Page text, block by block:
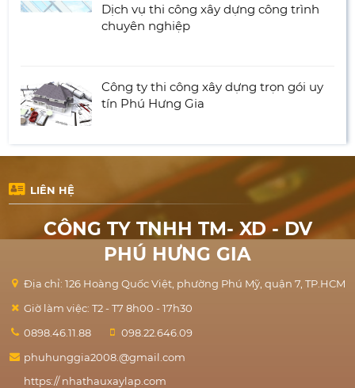
Dịch vụ thi công xây dựng công trình
chuyên nghiệp
Công ty thi công xây dựng trọn gói uy
tín Phú Hưng Gia
LIÊN HỆ
CÔNG TY TNHH TM- XD - DV
PHÚ HƯNG GIA
Địa chỉ: 126 Hoàng Quốc Việt, phường Phú Mỹ, quận 7, TP.HCM
Giờ làm việc: T2 - T7 8h00 - 17h30
0898.46.11.88
098.22.646.09
phuhunggia2008.@gmail.com
https:// nhathauxaylap.com